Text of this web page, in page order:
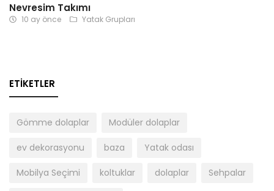
Nevresim Takımı
10 ay önce Yatak Grupları
ETIKETLER
Gömme dolaplar Modüler dolaplar
ev dekorasyonu baza Yatak odası
Mobilya Seçimi koltuklar dolaplar Sehpalar